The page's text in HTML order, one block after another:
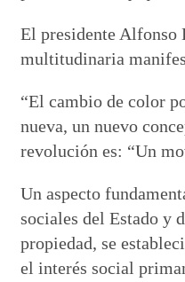
El presidente Alfonso
multitudinaria
“El cambio de color
nueva, un nuevo
revolución es: “Un
Un aspecto
sociales del Estado y
propiedad, se
el interés social